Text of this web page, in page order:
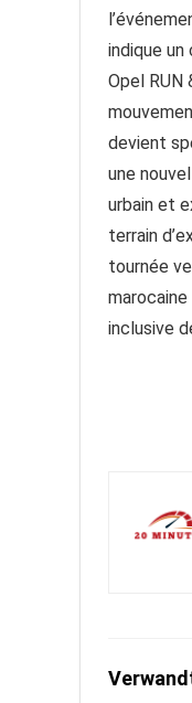
indique
Opel RUN
devient
une
urbain et
terrain
tournée
inclusive